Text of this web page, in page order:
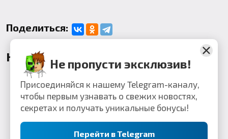
Поделиться:
КомментарииНе пропусти эксклюзив!
Присоединяйся к нашему Telegram-каналу,
чтобы первым узнавать о свежих новостях,
секретах и получать уникальные бонусы!
Перейти в Telegram